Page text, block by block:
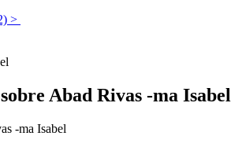
>
Abad Rivas -ma Isabel
-ma Isabel